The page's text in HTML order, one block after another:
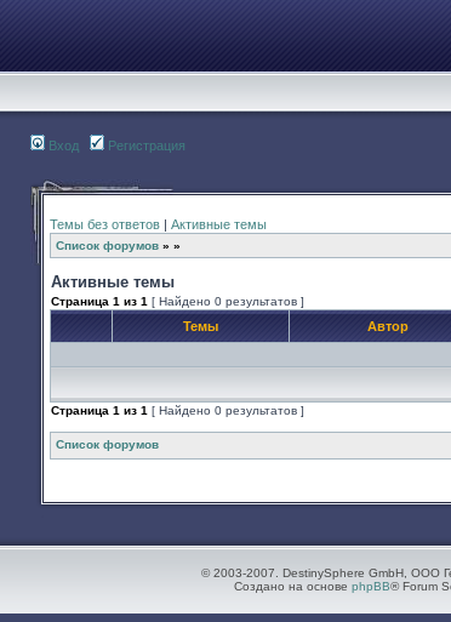
Вход Регистрация
Темы без ответов | Активные темы
Список форумов » »
Активные темы
Страница 1 из 1 [ Найдено 0 результатов ]
Темы Автор
Страница 1 из 1 [ Найдено 0 результатов ]
Список форумов
© 2003-2007. DestinySphere GmbH, ООО
Создано на основе phpBB® Forum